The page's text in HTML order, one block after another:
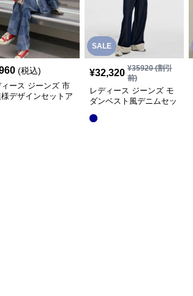
(税込)
ィース ジーンズ 市
デザインセットア
SALE
¥32,320 ¥35920(割引
前)
レディース ジーンズ モ
ダンベスト風デニムセッ